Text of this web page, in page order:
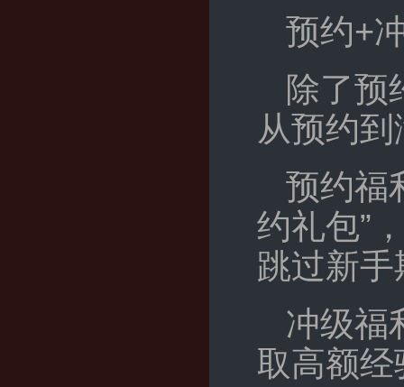
预约+
除了预
从预约
预约福
约礼包”
跳过新
冲级福
取高额